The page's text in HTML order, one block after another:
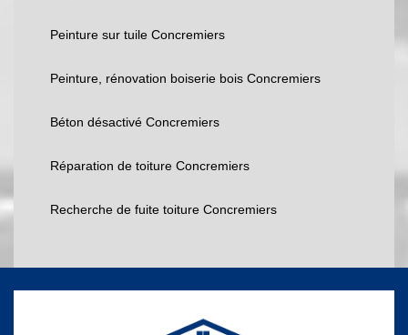
Peinture sur tuile Concremiers
Peinture, rénovation boiserie bois Concremiers
Béton désactivé Concremiers
Réparation de toiture Concremiers
Recherche de fuite toiture Concremiers